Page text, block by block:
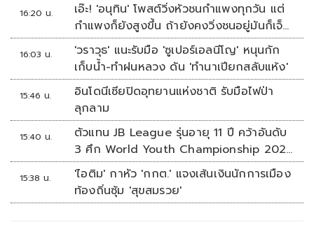
16:20 น.
เอ๊ะ! 'อนุทิน' โพสต์วิ่งหัวชนกำแพงทุกวัน แต่
กำแพงก็ยังสูงขึ้น ถ้ายังคงวิ่งชนอยู่มันก็เจ็บ
หัวอีก
16:03 น.
'วราวุธ' แนะรับมือ 'ซูเปอร์เอลนีโญ' หนุนกัก
เก็บน้ำ-ทำฝนหลวง ดัน 'ทำนาเปียกสลับแห้ง'
15:46 น.
อินโดนีเซียปิดอุทยานแห่งชาติ รับมือไฟป่า
ลุกลาม
15:40 น.
ตัวแทน JB League รุ่นอายุ 11 ปี คว้าอันดับ
3 ศึก World Youth Championship 2026
ที่สิงคโปร์
15:38 น.
'ไอติม' กาหัว 'กกต.' แจงเส้นเงินนักการเมือง
ท้องถิ่นซุ้ม 'สุขสมรวย'